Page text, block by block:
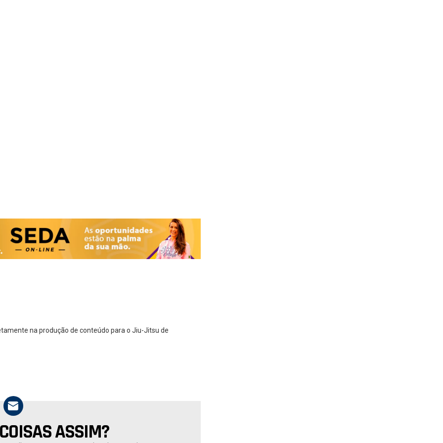
na produção de conteúdo para o Jiu-Jitsu de
ASSIM?